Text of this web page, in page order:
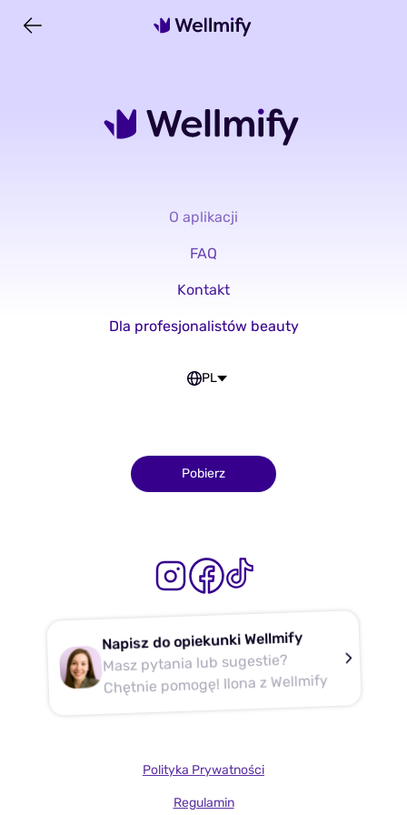
O aplikacji
FAQ
Kontakt
Dla profesjonalistów beauty
PL
Pobierz
Napisz do opiekunki Wellmify
Masz pytania lub sugestie?
Chętnie pomogę! Ilona z Wellmify
Polityka Prywatności
Regulamin